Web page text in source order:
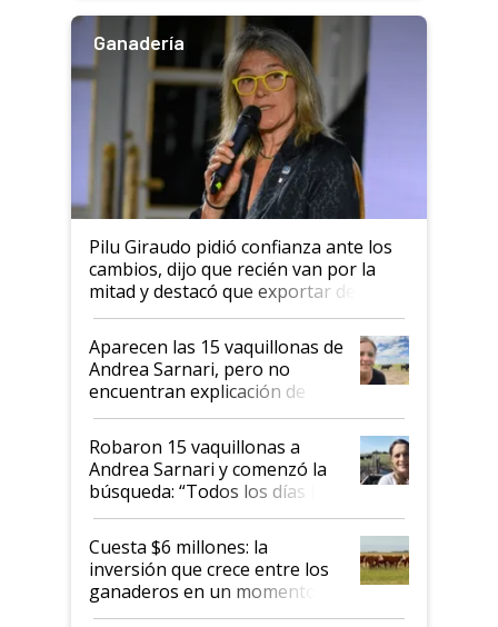
Ganadería
Pilu Giraudo pidió confianza ante los
cambios, dijo que recién van por la
mitad y destacó que exportar dejó de
ser "para unos pocos": "Tenemos un
mandato muy claro del gobierno
nacional"
Aparecen las 15 vaquillonas de
Andrea Sarnari, pero no
encuentran explicación de
cómo llegaron allí
Robaron 15 vaquillonas a
Andrea Sarnari y comenzó la
búsqueda: “Todos los días le
toca a algún productor”
Cuesta $6 millones: la
inversión que crece entre los
ganaderos en un momento
histórico para la actividad